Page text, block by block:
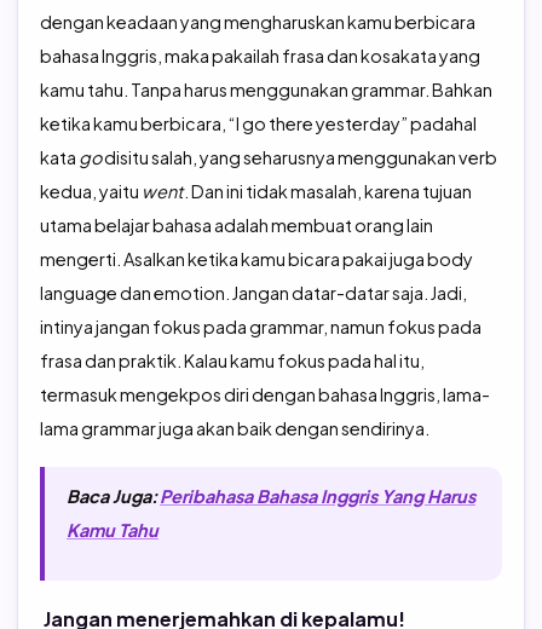
dengan keadaan yang mengharuskan kamu berbicara
bahasa Inggris, maka pakailah frasa dan kosakata yang
kamu tahu. Tanpa harus menggunakan grammar. Bahkan
ketika kamu berbicara, “I go there yesterday” padahal
kata godisitu salah, yang seharusnya menggunakan verb
kedua, yaitu went. Dan ini tidak masalah, karena tujuan
utama belajar bahasa adalah membuat orang lain
mengerti. Asalkan ketika kamu bicara pakai juga body
language dan emotion. Jangan datar-datar saja. Jadi,
intinya jangan fokus pada grammar, namun fokus pada
frasa dan praktik. Kalau kamu fokus pada hal itu,
termasuk mengekpos diri dengan bahasa Inggris, lama-
lama grammar juga akan baik dengan sendirinya.
Baca Juga:Peribahasa Bahasa Inggris Yang Harus
Kamu Tahu
Jangan menerjemahkan di kepalamu!